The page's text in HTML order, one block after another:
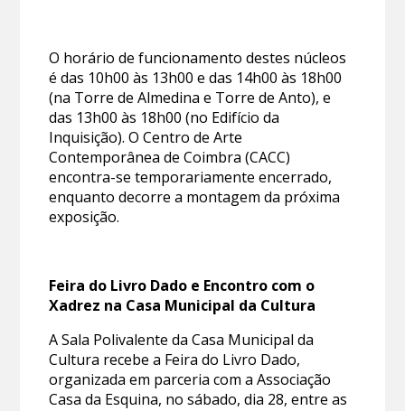
O horário de funcionamento destes núcleos
é das 10h00 às 13h00 e das 14h00 às 18h00
(na Torre de Almedina e Torre de Anto), e
das 13h00 às 18h00 (no Edifício da
Inquisição). O Centro de Arte
Contemporânea de Coimbra (CACC)
encontra-se temporariamente encerrado,
enquanto decorre a montagem da próxima
exposição.
Feira do Livro Dado e Encontro com o
Xadrez na Casa Municipal da Cultura
A Sala Polivalente da Casa Municipal da
Cultura recebe a Feira do Livro Dado,
organizada em parceria com a Associação
Casa da Esquina, no sábado, dia 28, entre as